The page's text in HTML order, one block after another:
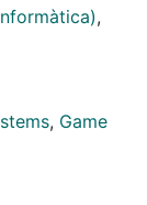
function,
, Game